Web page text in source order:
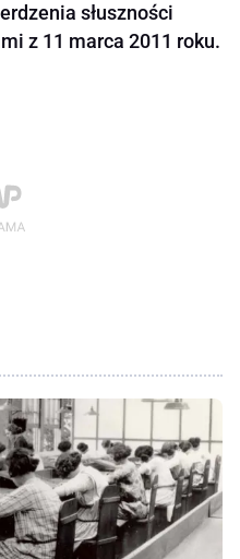
słuszności
z 11 marca 2011 roku.